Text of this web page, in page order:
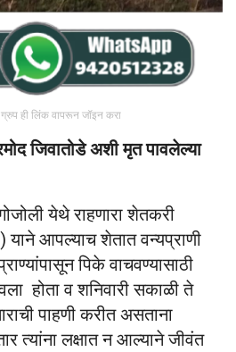
ही लिंक वापरून जॉइन करा
जिवातोडे अशी मृत पावलेल्या
येथे राहणारा शेतकरी
आपल्याच शेतात वन्यप्राणी
पिके वाचवण्यासाठी
होता व शनिवारी सकाळी ते
पाहणी करीत असताना
त्यांना लक्षात न आल्याने जीवंत